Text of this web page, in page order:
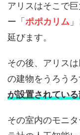
アリスはそこで
ー「 ポポカリム
延びます。
その後、アリス
の建物をうろうろ
が設置されてい
その室内のモニ